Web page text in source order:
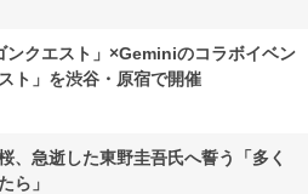
クエスト」×Geminiのコラボイベン
ト」を渋谷・原宿で開催
、急逝した東野圭吾氏へ誓う「多く
ら」